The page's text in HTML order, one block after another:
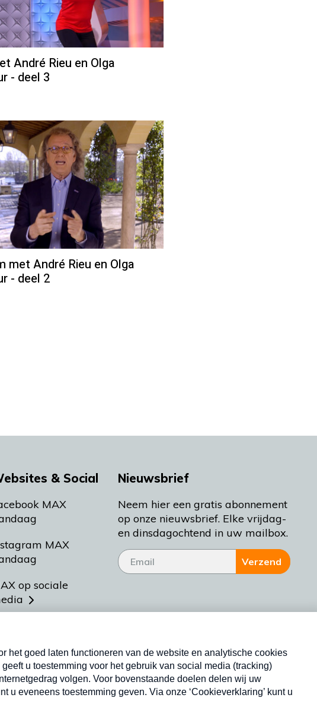
André Rieu en Olga
- deel 3
met André Rieu en Olga
- deel 2
& Social
MAX
MAX
op sociale
Actueel
Holland Bakt
Nieuwsbrief
Neem hier een gratis abonnement
op onze nieuwsbrief. Elke vrijdag-
en dinsdagochtend in uw mailbox.
Verzend
Nieuwsbrief
Neem hier een gratis abonnement op onze